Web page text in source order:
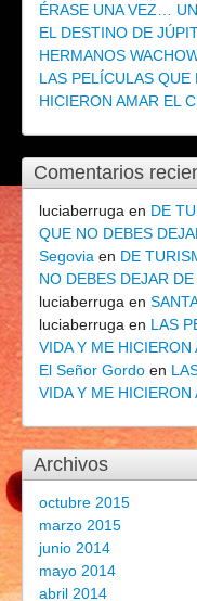
ÉRASE UNA VEZ…
EL DESTINO DE
HERMANOS
LAS PELÍCULAS
HICIERON AMAR EL
Comentarios
luciaberruga en DE
QUE NO DEBES
Segovia en DE
NO DEBES DEJAR
luciaberruga en
luciaberruga en LAS
VIDA Y ME HICIERON
El Señor Gordo en
VIDA Y ME HICIERON
Archivos
octubre 2015
marzo 2015
junio 2014
mayo 2014
abril 2014